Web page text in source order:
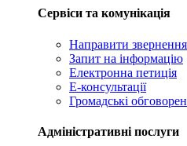
Сервіси та комунікація
Направити звернення
Запит на інформацію
Електронна петиція
Е-консультації
Громадські
Адміністративні послуги